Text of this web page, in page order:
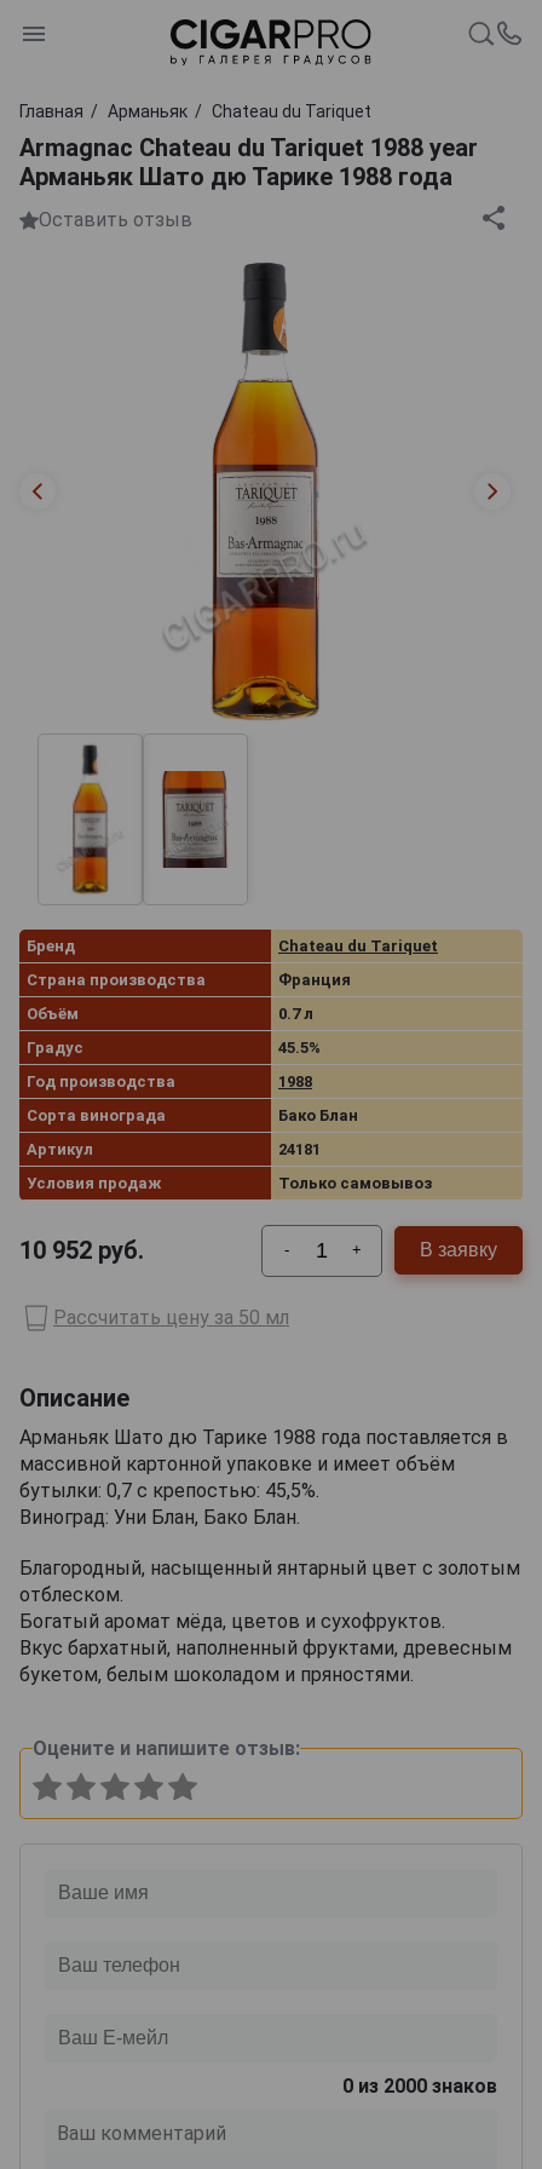
Главная Арманьяк Chаteau du Tariquet
Armagnac Chаteau du Tariquet 1988 year
Арманьяк Шато дю Тарике 1988 года
Оставить отзыв
Бренд
Chаteau du Tariquet
Страна производства
Франция
Объём
0.7 л
Градус
45.5%
Год производства
1988
Сорта винограда
Бако Блан
Артикул
24181
Условия продаж
Только самовывоз
10 952 руб. - + В заявку
Рассчитать цену за 50 мл
Описание
Арманьяк Шато дю Тарике 1988 года поставляется в
массивной картонной упаковке и имеет объём
бутылки: 0,7 с крепостью: 45,5%.
Виноград: Уни Блан, Бако Блан.
Благородный, насыщенный янтарный цвет с золотым
отблеском.
Богатый аромат мёда, цветов и сухофруктов.
Вкус бархатный, наполненный фруктами, древесным
букетом, белым шоколадом и пряностями.
Оцените и напишите отзыв:
0 из 2000 знаков